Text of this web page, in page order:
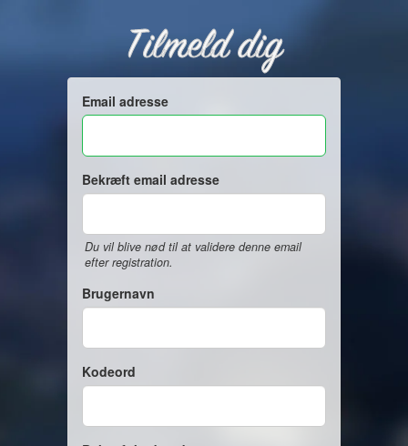
Tilmeld dig
Email adresse
Bekræft email adresse
Du vil blive nød til at validere denne email
efter registration.
Brugernavn
Kodeord